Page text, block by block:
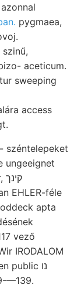
pygmaea,
sweeping
ungeeignet
EHLER-féle
apta
vező
IRODALOM
—139.